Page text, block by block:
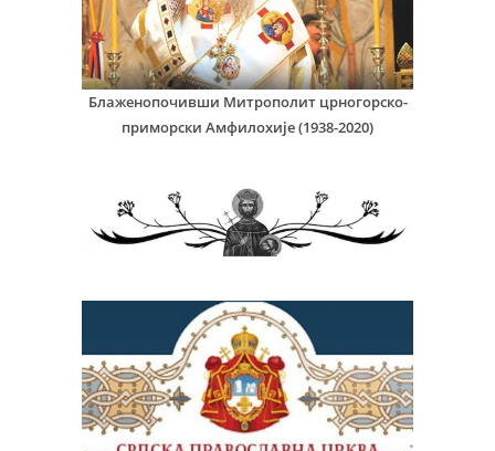
Блаженопочивши Митрополит црногорско-
приморски Амфилохије (1938-2020)